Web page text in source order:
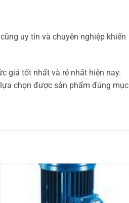
uy tín và chuyên nghiệp khiến
giá tốt nhất và rẻ nhất hiện nay.
chọn được sản phẩm đúng mục